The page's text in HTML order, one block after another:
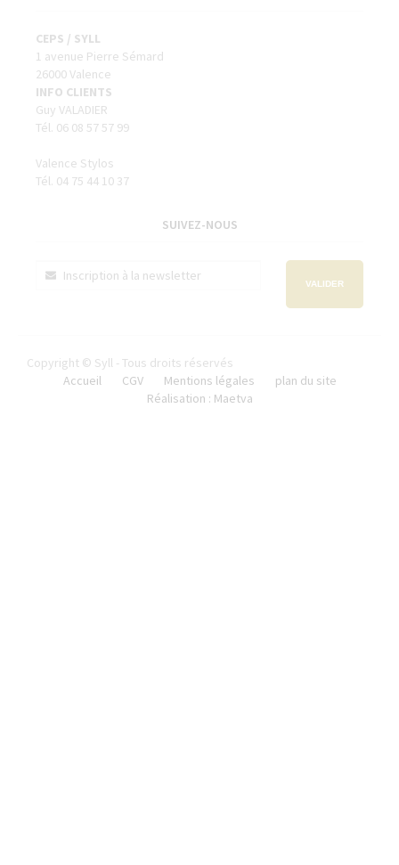
CEPS / SYLL
1 avenue Pierre Sémard
26000 Valence
INFO CLIENTS
Guy VALADIER
Tél. 06 08 57 57 99
Valence Stylos
Tél. 04 75 44 10 37
SUIVEZ-NOUS
VALIDER
Copyright © Syll - Tous droits réservés
Accueil
CGV Mentions légales
plan du site
Réalisation : Maetva